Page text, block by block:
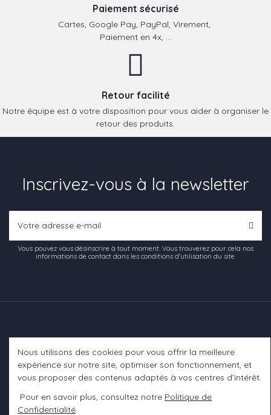
Paiement sécurisé
Cartes, Google Pay, PayPal, Virement,
Paiement en 4x, ...
Retour facilité
Notre équipe est à votre disposition pour vous aider à organiser le
retour des produits.
Inscrivez-vous à la newsletter
Vous pouvez vous désinscrire à tout moment. Vous trouverez pour cela nos
informations de contact dans les conditions d'utilisation du site.
Informations
Nous utilisons des cookies pour vous offrir la meilleure
expérience sur notre site, optimiser son fonctionnement, et
vous proposer des contenus adaptés à vos centres d’intérêt.
Pour en savoir plus, consultez notre Politique de
Confidentialité.